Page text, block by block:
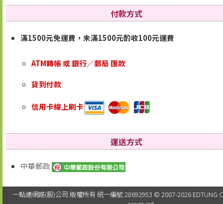
付款方式
滿1500元免運費，未滿1500元酌收100元運費
ATM轉帳 或 銀行／郵局 匯款
貨到付款
信用卡線上刷卡
運送方式
中華郵政
一點通網路(股)公司 版權所有 統一編號:28692953 © 2007-2026 EDTUNG